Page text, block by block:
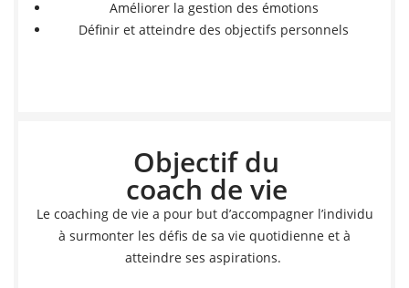
Améliorer la gestion des émotions
Définir et atteindre des objectifs personnels
Objectif du
coach de vie
Le coaching de vie a pour but d’accompagner l’individu
à surmonter les défis de sa vie quotidienne et à
atteindre ses aspirations.